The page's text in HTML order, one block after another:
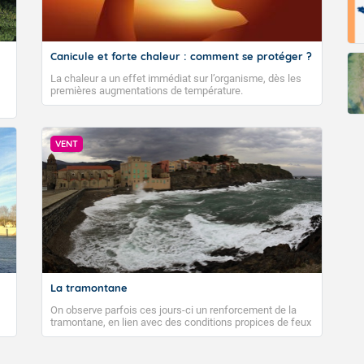
Canicule et forte chaleur : comment se protéger ?
La chaleur a un effet immédiat sur l’organisme, dès les
premières augmentations de température.
VENT
La tramontane
On observe parfois ces jours-ci un renforcement de la
tramontane, en lien avec des conditions propices de feux
de forêt. Mais qu'est-ce que la tramontane ? Quelles sont